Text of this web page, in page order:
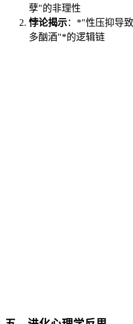
孽"的非理性
悖论揭示：*"性压抑导
多酗酒"*的逻辑链